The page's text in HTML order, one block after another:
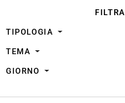
FILTRA
TIPOLOGIA
TEMA
GIORNO